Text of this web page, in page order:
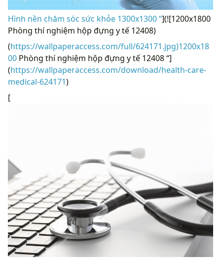
Hình nền chăm sóc sức khỏe 1300x1300 “](![1200x1800
Phòng thí nghiệm hộp đựng y tế 12408)
(https://wallpaperaccess.com/full/624171.jpg)1200x18
00 Phòng thí nghiệm hộp đựng y tế 12408 “]
(https://wallpaperaccess.com/download/health-care-
medical-624171)
[